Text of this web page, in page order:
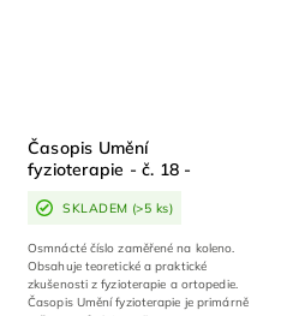
Časopis Umění
fyzioterapie - č. 18 -
SKLADEM (>5 ks)
Osmnácté číslo zaměřené na koleno.
Obsahuje teoretické a praktické
zkušenosti z fyzioterapie a ortopedie.
Časopis Umění fyzioterapie je primárně